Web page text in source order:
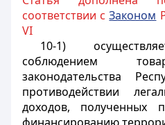
соответствии сЗаконом
VI
10-1)
соблюдением
законодательства
противодействии
доходов, полученных